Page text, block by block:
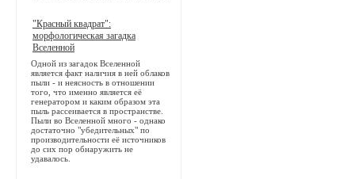
"Красный квадрат":
морфологическая загадка
Вселенной
Одной из загадок Вселенной
является факт наличия в ней облаков
пыли - и неясность в отношении
того, что именно является её
генератором и каким образом эта
пыль рассеивается в пространстве.
Пыли во Вселенной много - однако
достаточно "убедительных" по
производительности её источников
до сих пор обнаружить не
удавалось.